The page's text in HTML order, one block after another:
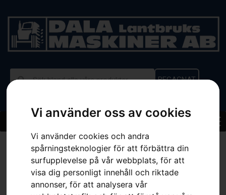
Vi använder oss av cookies
Vi använder cookies och andra
spårningsteknologier för att förbättra din
surfupplevelse på vår webbplats, för att
visa dig personligt innehåll och riktade
annonser, för att analysera vår
BEGAGNAT
Sortiment